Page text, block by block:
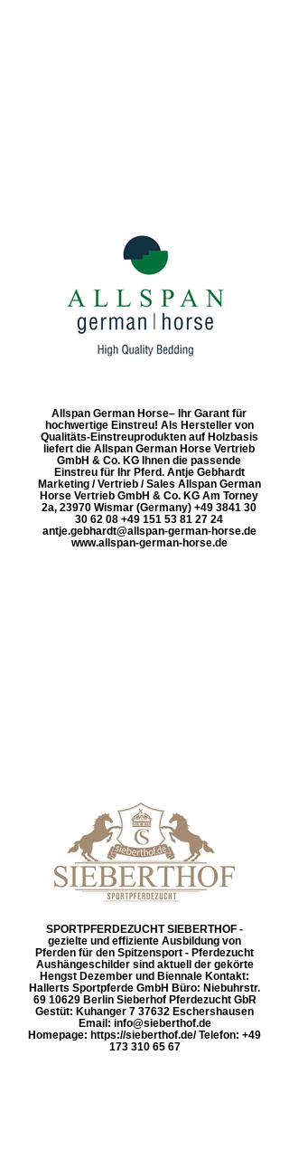
Allspan German Horse– Ihr Garant für
hochwertige Einstreu! Als Hersteller von
Qualitäts-Einstreuprodukten auf Holzbasis
liefert die Allspan German Horse Vertrieb
GmbH & Co. KG Ihnen die passende
Einstreu für Ihr Pferd. Antje Gebhardt
Marketing / Vertrieb / Sales Allspan German
Horse Vertrieb GmbH & Co. KG Am Torney
2a, 23970 Wismar (Germany) +49 3841 30
30 62 08 +49 151 53 81 27 24
antje.gebhardt@allspan-german-horse.de
www.allspan-german-horse.de
SPORTPFERDEZUCHT SIEBERTHOF -
gezielte und effiziente Ausbildung von
Pferden für den Spitzensport - Pferdezucht
Aushängeschilder sind aktuell der gekörte
Hengst Dezember und Biennale Kontakt:
Hallerts Sportpferde GmbH Büro: Niebuhrstr.
69 10629 Berlin Sieberhof Pferdezucht GbR
Gestüt: Kuhanger 7 37632 Eschershausen
Email: info@sieberthof.de
Homepage: https://sieberthof.de/ Telefon: +49
173 310 65 67